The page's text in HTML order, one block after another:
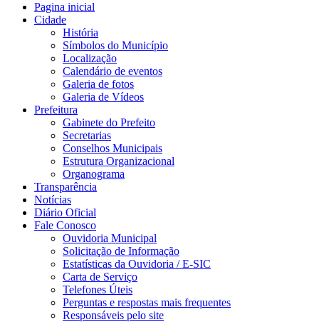
Pagina inicial
Cidade
História
Símbolos do Município
Localização
Calendário de eventos
Galeria de fotos
Galeria de Vídeos
Prefeitura
Gabinete do Prefeito
Secretarias
Conselhos Municipais
Estrutura Organizacional
Organograma
Transparência
Notícias
Diário Oficial
Fale Conosco
Ouvidoria Municipal
Solicitação de Informação
Estatísticas da Ouvidoria / E-SIC
Carta de Serviço
Telefones Úteis
Perguntas e respostas mais frequentes
Responsáveis pelo site